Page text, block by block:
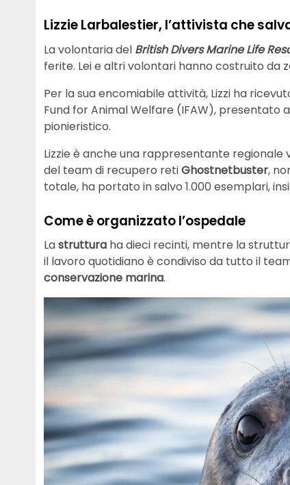
Lizzie Larbalestier, l’attivista che
La volontaria del British Divers Marine Life
ferite. Lei e altri volontari hanno costruito da
Per la sua encomiabile attività, Lizzi ha
Fund for Animal Welfare (IFAW), presentato
pionieristico.
Lizzie è anche una rappresentante regionale
del team di recupero retiGhostnetbuster,
totale, ha portato in salvo 1.000 esemplari,
Come è organizzato l’ospedale
Lastruttura ha dieci recinti, mentre la
il lavoro quotidiano è condiviso da tutto il
conservazione marina.